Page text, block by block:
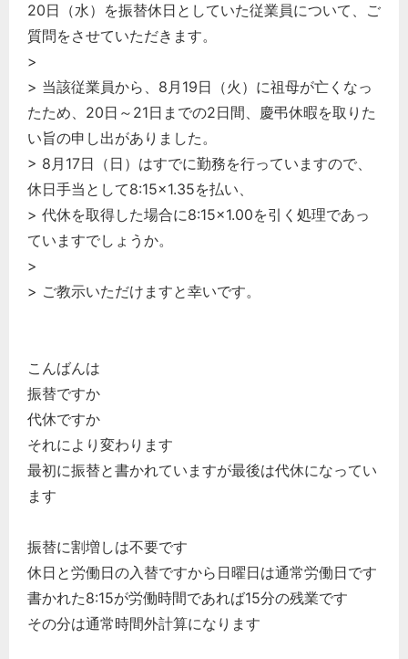
20日（水）を振替休日としていた従業員について、ご
質問をさせていただきます。
>
> 当該従業員から、8月19日（火）に祖母が亡くなっ
たため、20日～21日までの2日間、慶弔休暇を取りた
い旨の申し出がありました。
> 8月17日（日）はすでに勤務を行っていますので、
休日手当として8:15×1.35を払い、
> 代休を取得した場合に8:15×1.00を引く処理であっ
ていますでしょうか。
>
> ご教示いただけますと幸いです。
こんばんは
振替ですか
代休ですか
それにより変わります
最初に振替と書かれていますが最後は代休になってい
ます
振替に割増しは不要です
休日と労働日の入替ですから日曜日は通常労働日です
書かれた8:15が労働時間であれば15分の残業です
その分は通常時間外計算になります